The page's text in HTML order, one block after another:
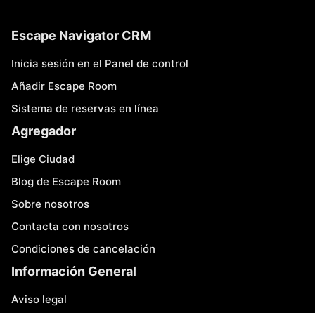
Escape Navigator CRM
Inicia sesión en el Panel de control
Añadir Escape Room
Sistema de reservas en línea
Agregador
Elige Ciudad
Blog de Escape Room
Sobre nosotros
Contacta con nosotros
Condiciones de cancelación
Información General
Aviso legal